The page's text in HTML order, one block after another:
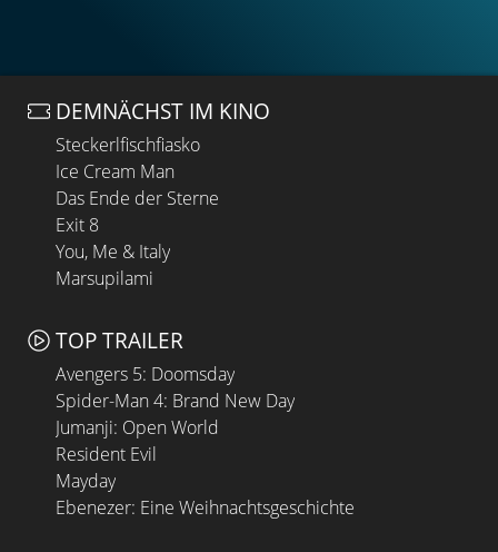
DEMNÄCHST IM KINO
Steckerlfischfiasko
Ice Cream Man
Das Ende der Sterne
Exit 8
You, Me & Italy
Marsupilami
TOP TRAILER
Avengers 5: Doomsday
Spider-Man 4: Brand New Day
Jumanji: Open World
Resident Evil
Mayday
Ebenezer: Eine Weihnachtsgeschichte